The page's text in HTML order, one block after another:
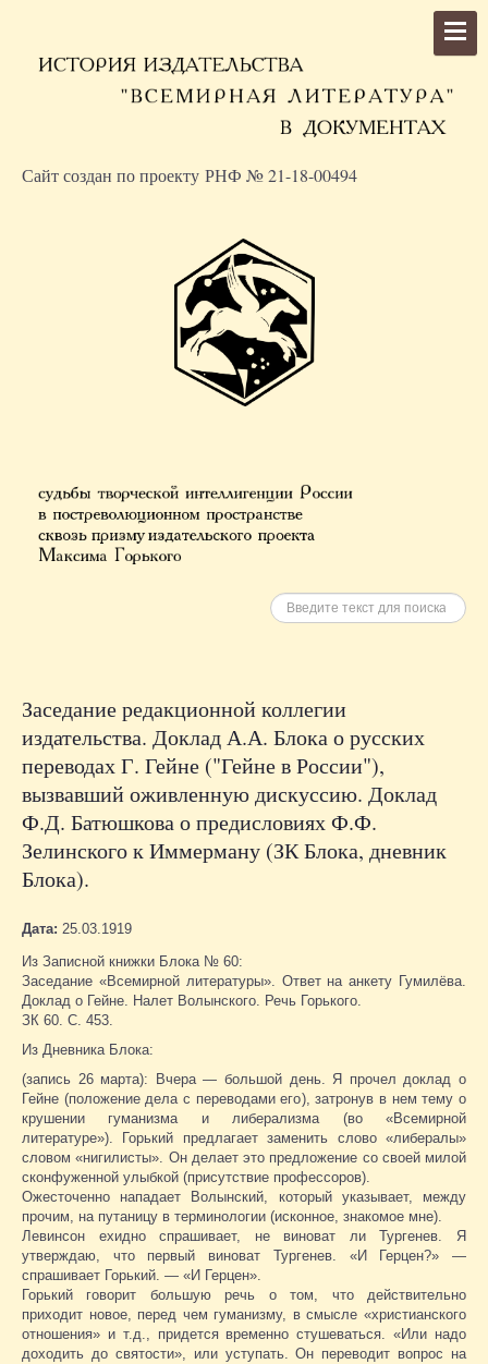
Сайт создан по проекту РНФ № 21-18-00494
Искать
Заседание редакционной коллегии
издательства. Доклад А.А. Блока о русских
переводах Г. Гейне ("Гейне в России"),
вызвавший оживленную дискуссию. Доклад
Ф.Д. Батюшкова о предисловиях Ф.Ф.
Зелинского к Иммерману (ЗК Блока, дневник
Блока).
Дата: 25.03.1919
Из Записной книжки Блока № 60:
Заседание «Всемирной литературы». Ответ на анкету Гумилёва.
Доклад о Гейне. Налет Волынского. Речь Горького.
ЗК 60. С. 453.
Из Дневника Блока:
(запись 26 марта): Вчера — большой день. Я прочел доклад о
Гейне (положение дела с переводами его), затронув в нем тему о
крушении гуманизма и либерализма (во «Всемирной
литературе»). Горький предлагает заменить слово «либералы»
словом «нигилисты». Он делает это предложение со своей милой
сконфуженной улыбкой (присутствие профессоров).
Ожесточенно нападает Волынский, который указывает, между
прочим, на путаницу в терминологии (исконное, знакомое мне).
Левинсон ехидно спрашивает, не виноват ли Тургенев. Я
утверждаю, что первый виноват Тургенев. «И Герцен?» —
спрашивает Горький. — «И Герцен».
Горький говорит большую речь о том, что действительно
приходит новое, перед чем гуманизму, в смысле «христианского
отношения» и т.д., придется временно стушеваться. «Или надо
доходить до святости», или уступать. Он переводит вопрос на